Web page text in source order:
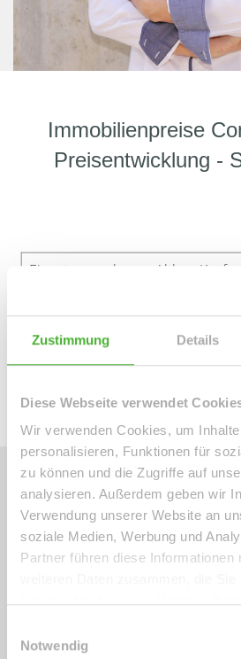
Zustimmung Details
Diese Webseite verwendet
Wir verwenden Cookies, um
personalisieren, Funktionen für
zu können und die Zugriffe auf
analysieren. Außerdem geben wir
Verwendung unserer Website an
soziale Medien, Werbung und
Partner führen diese Informationen
Notwendig
Immobilienpreise
Preisentwicklung -
Eigentumswohnung Altbau
Eigentumswohnung Neubau
Wohnung zur Miete Altbau
Preisentwicklung
Immobilienpreise
Wie in fast allen Leipziger